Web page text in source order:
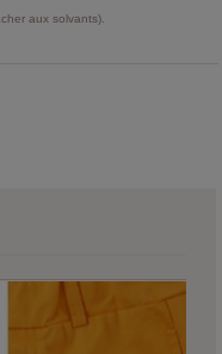
aux solvants).